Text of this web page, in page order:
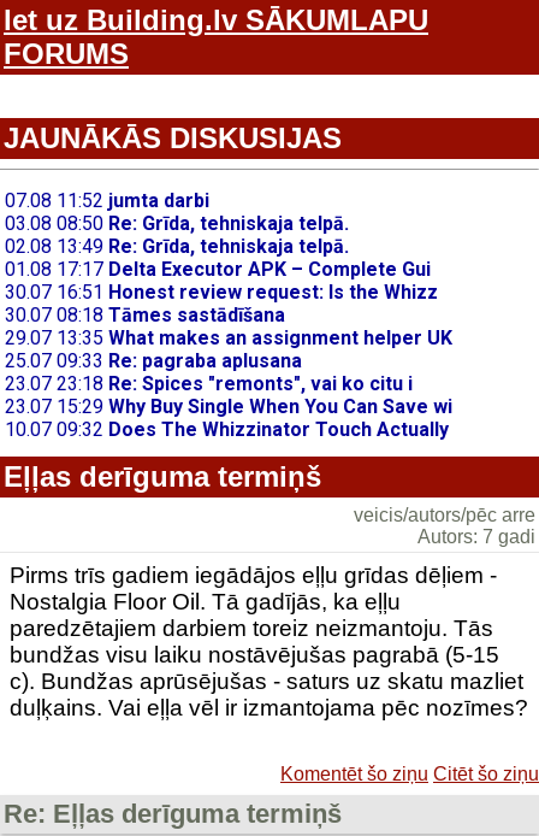
Iet uz Building.lv SĀKUMLAPU
FORUMS
JAUNĀKĀS DISKUSIJAS
Eļļas derīguma termiņš
veicis/autors/pēc arre
Autors: 7 gadi
Pirms trīs gadiem iegādājos eļļu grīdas dēļiem -
Nostalgia Floor Oil. Tā gadījās, ka eļļu
paredzētajiem darbiem toreiz neizmantoju. Tās
bundžas visu laiku nostāvējušas pagrabā (5-15
c). Bundžas aprūsējušas - saturs uz skatu mazliet
duļķains. Vai eļļa vēl ir izmantojama pēc nozīmes?
Komentēt šo ziņu Citēt šo ziņu
Re: Eļļas derīguma termiņš